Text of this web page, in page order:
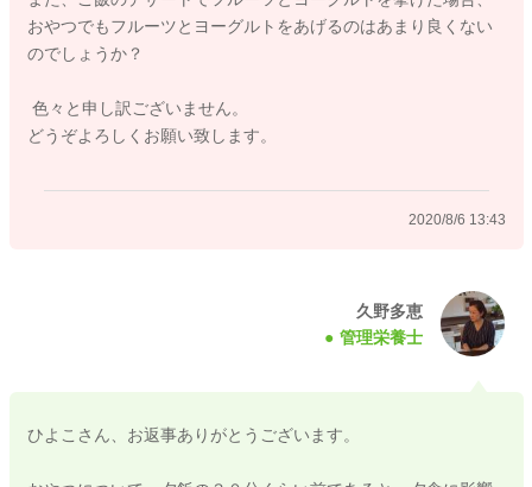
・バナナ１本(１００ｇ) ８６kcal
・りんご（１００ｇ） ５７kcal
・牛乳１００ｍｌ ６７kcal
時間については、おやつから食事まで空腹感を得られるために
お２時間～２時間半程度はあけると良いと思いますが、難しそ
す。 もし、おやつから食事が１時間程度しかあかなくても、
えなくても良いです。 月齢が進むと、お昼寝の時間が少なく
なったり、午前寝が無くなってきたりします。 そうするとお
与えるというスタンスで良いと思いますよ。
おやつでもフルーツとヨーグルトをあげるのはあまり良くない
のでしょうか？
色々と申し訳ございません。
どうぞよろしくお願い致します。
2020/8/6 13:43
久野多恵
管理栄養士
ひよこさん、お返事ありがとうございます。